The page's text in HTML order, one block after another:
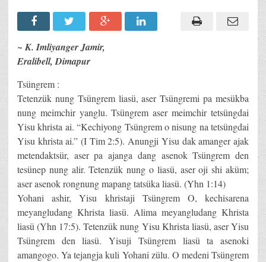
~ K. Imliyanger Jamir,
Eralibell, Dimapur
Tsüngrem :
Tetenzük nung Tsüngrem liasü, aser Tsüngremi pa mesükba
nung meimchir yanglu. Tsüngrem aser meimchir tetsüngdai
Yisu khrista ai. “Kechiyong Tsüngrem o nisung na tetsüngdai
Yisu khrista ai.” (I Tim 2:5). Anungji Yisu dak amanger ajak
metendaktsür, aser pa ajanga dang asenok Tsüngrem den
tesünep nung alir. Tetenzük nung o liasü, aser oji shi aküm;
aser asenok rongnung mapang tatsüka liasü. (Yhn 1:14)
Yohani ashir, Yisu khristaji Tsüngrem O, kechisarena
meyangludang Khrista liasü. Alima meyangludang Khrista
liasü (Yhn 17:5). Tetenzük nung Yisu Khrista liasü, aser Yisu
Tsüngrem den liasü. Yisuji Tsüngrem liasü ta asenoki
amangogo. Ya tejangja kuli Yohani zülu. O medeni Tsüngrem